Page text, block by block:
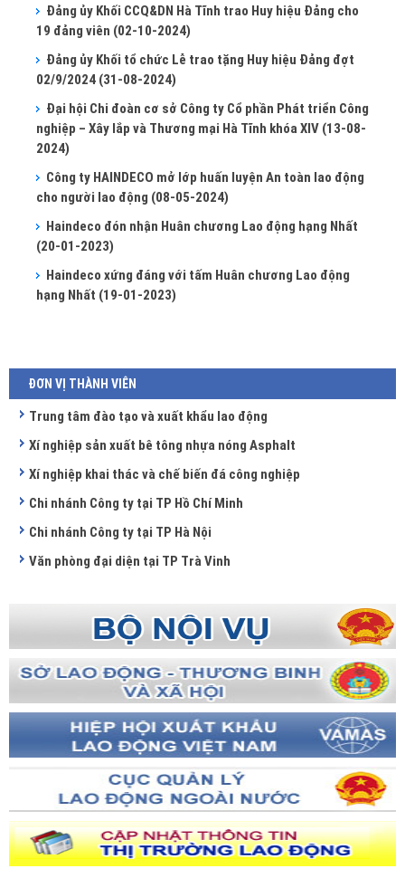
Đảng ủy Khối CCQ&DN Hà Tĩnh trao Huy hiệu Đảng cho
19 đảng viên (02-10-2024)
Đảng ủy Khối tổ chức Lễ trao tặng Huy hiệu Đảng đợt
02/9/2024 (31-08-2024)
Đại hội Chi đoàn cơ sở Công ty Cổ phần Phát triển Công
nghiệp – Xây lắp và Thương mại Hà Tĩnh khóa XIV (13-08-
2024)
Công ty HAINDECO mở lớp huấn luyện An toàn lao động
cho người lao động (08-05-2024)
Haindeco đón nhận Huân chương Lao động hạng Nhất
(20-01-2023)
Haindeco xứng đáng với tấm Huân chương Lao động
hạng Nhất (19-01-2023)
ĐƠN VỊ THÀNH VIÊN
Trung tâm đào tạo và xuất khẩu lao động
Xí nghiệp sản xuất bê tông nhựa nóng Asphalt
Xí nghiệp khai thác và chế biến đá công nghiệp
Chi nhánh Công ty tại TP Hồ Chí Minh
Chi nhánh Công ty tại TP Hà Nội
Văn phòng đại diện tại TP Trà Vinh